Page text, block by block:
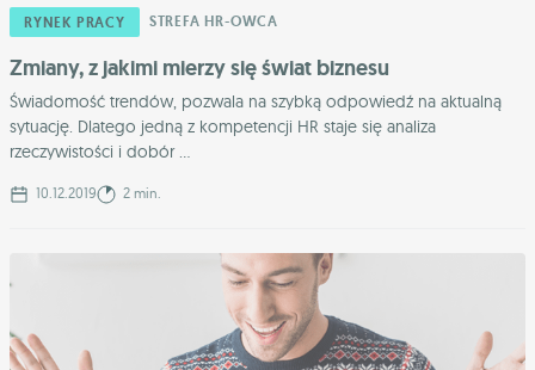
RYNEK PRACY STREFA HR-OWCA
Zmiany, z jakimi mierzy się świat biznesu
Świadomość trendów, pozwala na szybką odpowiedź na aktualną
sytuację. Dlatego jedną z kompetencji HR staje się analiza
rzeczywistości i dobór ...
10.12.2019 2 min.